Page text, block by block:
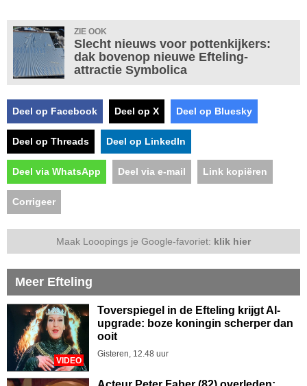
ZIE OOK
Slecht nieuws voor pottenkijkers:
dak bovenop nieuwe Efteling-
attractie Symbolica
Deel op Facebook Deel op X Deel op Bluesky
Deel op Threads Deel op LinkedIn
Deel via WhatsApp Deel via e-mail Link kopiëren
Corrigeer
Maak Looopings je Google-favoriet: klik hier
Meer Efteling
VIDEO
Toverspiegel in de Efteling krijgt AI-
upgrade: boze koningin scherper dan
ooit
Gisteren, 12.48 uur